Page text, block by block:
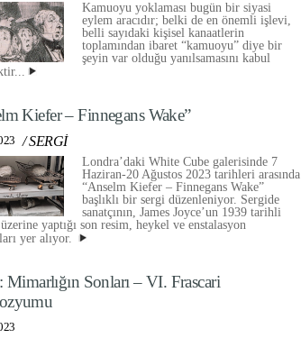
Kamuoyu yoklaması bugün bir siyasi
eylem aracıdır; belki de en önemli işlevi,
belli sayıdaki kişisel kanaatlerin
toplamından ibaret “kamuoyu” diye bir
şeyin var olduğu yanılsamasını kabul
Kiefer – Finnegans Wake”
/SERGİ
Londra’daki White Cube galerisinde 7
Haziran-20 Ağustos 2023 tarihleri arasında
“Anselm Kiefer – Finnegans Wake”
başlıklı bir sergi düzenleniyor. Sergide
sanatçının, James Joyce’un 1939 tarihli
yaptığı son resim, heykel ve enstalasyon
yer alıyor.
Sonları – VI. Frascari